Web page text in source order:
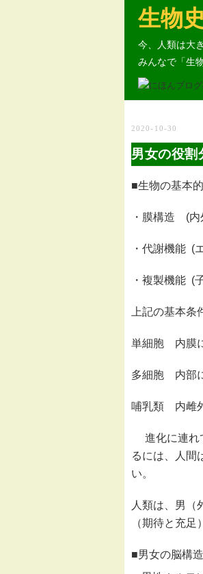
生物
今、人類は大
みんなで「生
2020-10-30
男女の役割
■生物の基本
・膜構造 (
・代謝機能
・複製機能 (
上記の基本
単細胞 内膜
多細胞 内部
哺乳類 内雌
進化に連れ
るには、人間
い。
人類は、男（
（期待と充
■男女の脳構造